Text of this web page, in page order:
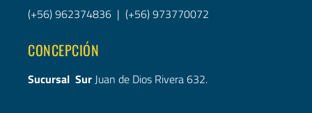
(+56) 962374836 | (+56) 973770072
CONCEPCIÓN
Sucursal SurJuan de Dios Rivera 632.